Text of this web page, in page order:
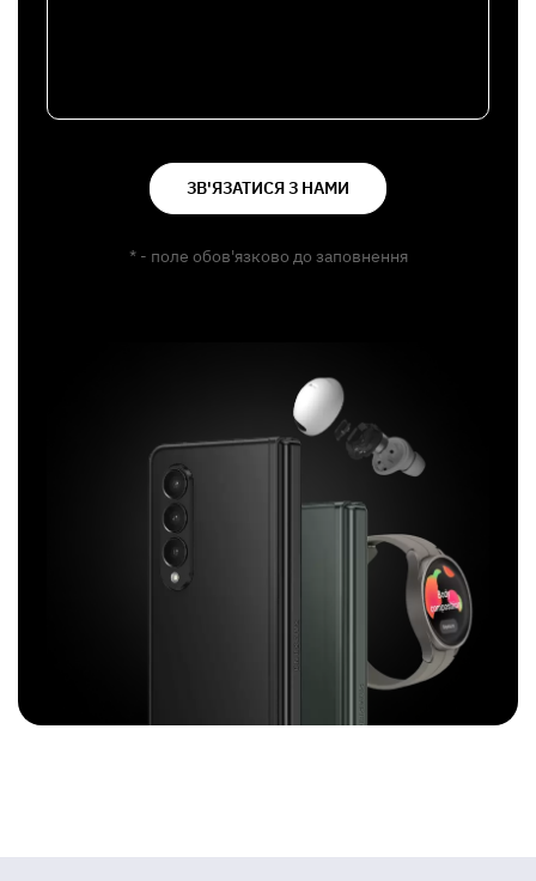
ЗВ'ЯЗАТИСЯ З НАМИ
* - поле обов'язково до заповнення